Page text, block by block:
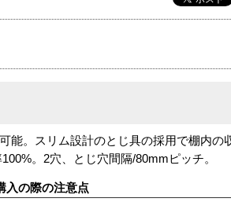
能。スリム設計のとじ具の採用で棚内
。2穴、とじ穴間隔/80mmピッチ。
入の際の注意点